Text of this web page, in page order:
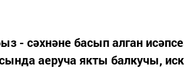
- сәхнәне басып алган
аеруча якты балкучы,